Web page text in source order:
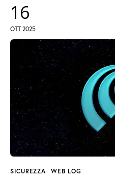
16
OTT 2025
SICUREZZA WEB LOG